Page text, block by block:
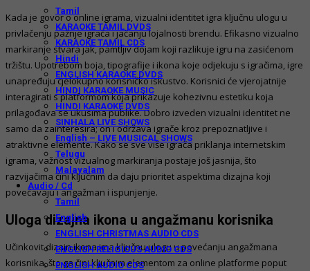
Tamil
KARAOKE TAMIL DVDS
KARAOKE TAMIL CDS
Hindi
ENGLISH KARAOKE DVDS
HINDI KARAOKE MUSIC
HINDI KARAOKE DVDS
SINHALA LIVE SHOWS
English – LIVE MUSICAL SHOWS
Telugu
Malayalam
Audio / Cd
Tamil
English
ENGLISH CHRISTMAS AUDIO CDS
ENGLISH RELIGIOUS AUDIO CDS
ENGLISH AUDIO CDS
Kada je govor o online igrama, vizualni identitet igra ključnu ulogu u
privlačenju pažnje igrača i jačanju lojalnosti brendu. Efikasno vizualno
markiranje stvara jak, pamtljiv dojam koji razlikuje igru na zasićenom
tržištu. Upotrebom boja, tipografije i ikona koje odjekuju s igračima, igre
unapređuju cjelokupno korisničko iskustvo. Korisnici će vjerojatnije
interagirati s platformom koja prikazuje kohezivnu estetiku koja
prilagođava se ukusima publike. Dobro izveden vizualni identitet ne
samo da zainteresira; on i održava igrače kroz prepoznatljive i
atraktivne elemente. Kako se sve više igrača priklanja internetskim
igrama, važnost vizualnog markiranja postaje još jasnija, što
razvijačima čini ključnim da daju prioritet aspektima dizajna koji
povećavaju i angažman i ispunjenje.
Uloga dizajna ikona u angažmanu korisnika
Učinkovit dizajn ikona ima ključnu ulogu u povećanju angažmana
korisnika, što ga čini ključnim elementom za online platforme poput